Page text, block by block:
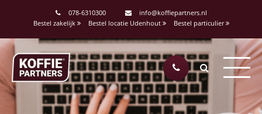
078-6310300
info@koffiepartners.nl
Bestel zakelijk
Bestel locatie Udenhout Bestel particulier